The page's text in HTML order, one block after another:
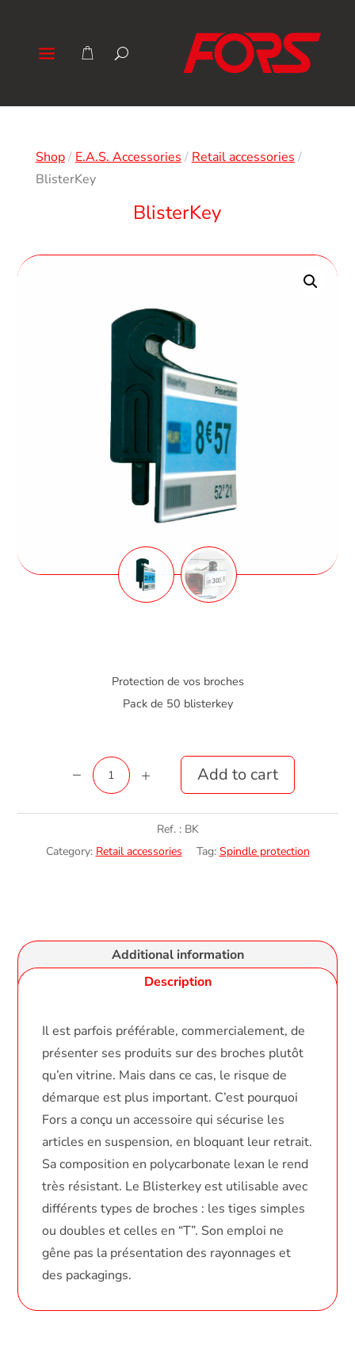
Shop/ E.A.S. Accessories / Retail accessories /
BlisterKey
BlisterKey
Protection de vos broches
Pack de 50 blisterkey
BlisterKey
quantity
Add to cart
Ref. : BK
Category: Retail accessories Tag: Spindle protection
Description
Additional information
Il est parfois préférable, commercialement, de
présenter ses produits sur des broches plutôt
qu’en vitrine. Mais dans ce cas, le risque de
démarque est plus important. C’est pourquoi
Fors a conçu un accessoire qui sécurise les
articles en suspension, en bloquant leur retrait.
Sa composition en polycarbonate lexan le rend
très résistant. Le Blisterkey est utilisable avec
différents types de broches : les tiges simples
ou doubles et celles en “T”. Son emploi ne
gêne pas la présentation des rayonnages et
des packagings.